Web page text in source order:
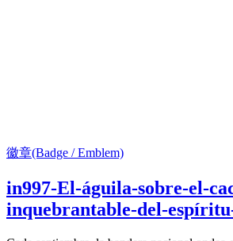
徽章(Badge / Emblem)
in997-El-águila-sobre-el-
inquebrantable-del-